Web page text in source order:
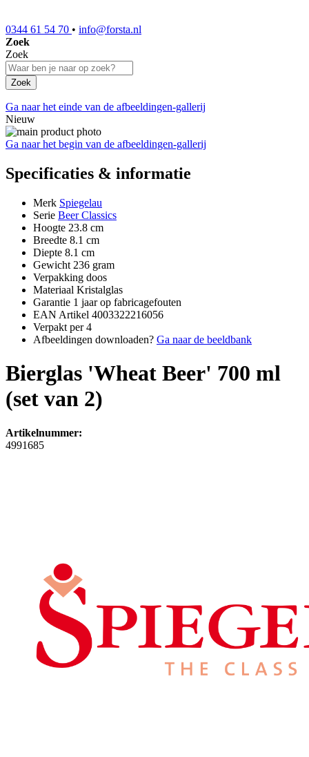
0344 61 54 70 • info@forsta.nl
Zoek
Zoek
Zoek
Ga naar het einde van de afbeeldingen-gallerij
Nieuw
Ga naar het begin van de afbeeldingen-gallerij
Specificaties & informatie
Merk Spiegelau
Serie Beer Classics
Hoogte 23.8 cm
Breedte 8.1 cm
Diepte 8.1 cm
Gewicht 236 gram
Verpakking doos
Materiaal Kristalglas
Garantie 1 jaar op fabricagefouten
EAN Artikel 4003322216056
Verpakt per 4
Afbeeldingen downloaden? Ga naar de beeldbank
Bierglas 'Wheat Beer' 700 ml
(set van 2)
Artikelnummer:
4991685